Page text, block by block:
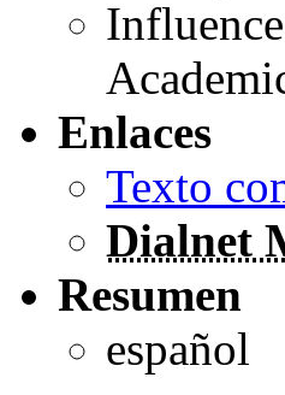
Enlaces
Texto
Dialnet
Resumen
español